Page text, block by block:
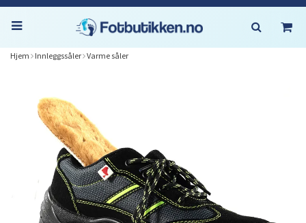
Hjem Innleggssåler Varme såler